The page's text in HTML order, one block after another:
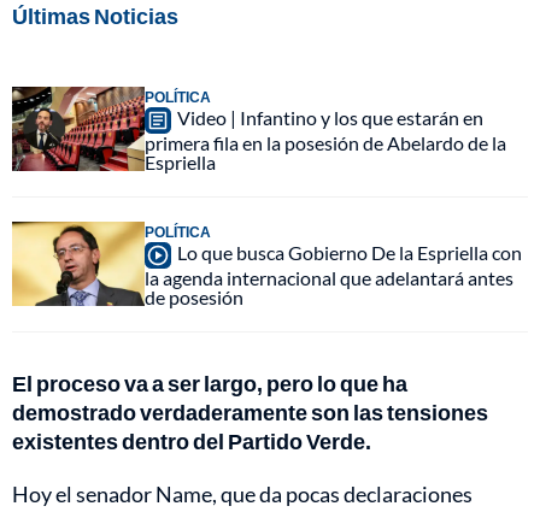
Últimas Noticias
POLÍTICA
Video | Infantino y los que estarán en
primera fila en la posesión de Abelardo de la
Espriella
POLÍTICA
Lo que busca Gobierno De la Espriella con
la agenda internacional que adelantará antes
de posesión
El proceso va a ser largo, pero lo que ha
demostrado verdaderamente son las tensiones
existentes dentro del Partido Verde.
Hoy el senador Name, que da pocas declaraciones